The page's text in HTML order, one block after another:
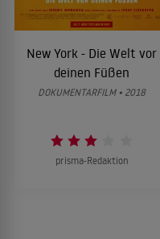
New York - Die Welt vor
deinen Füßen
DOKUMENTARFILM • 2018
prisma-Redaktion